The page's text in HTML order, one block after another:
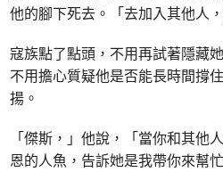
他的腳下死去。「去加入其他人，
寇族點了點頭，不用再試著隱藏
不用擔心質疑他是否能長時間撐
揚。
「傑斯，」他說，「當你和其他
恩的人魚，告訴她是我帶你來幫